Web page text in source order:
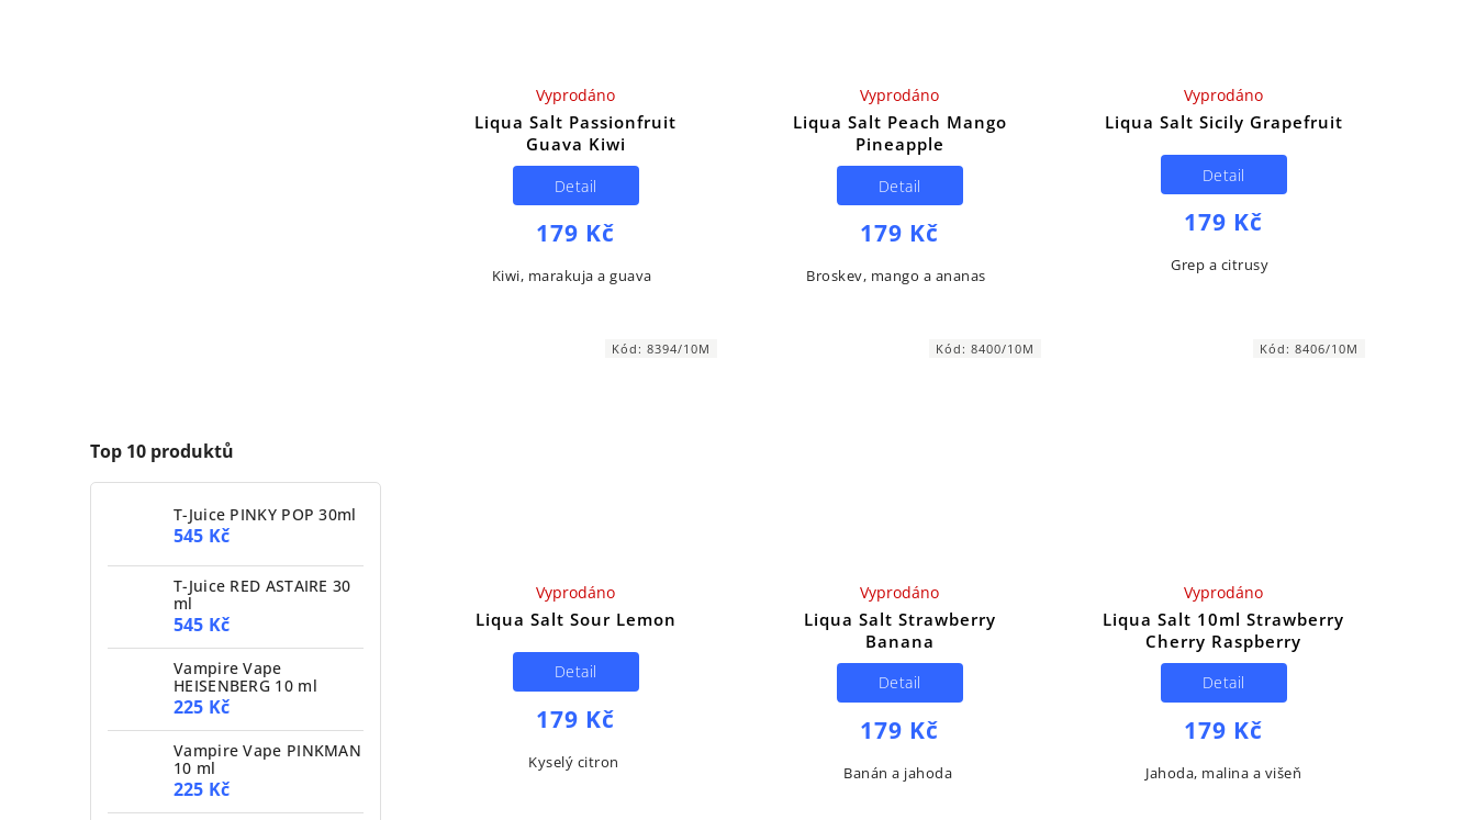
Top 10 produktů
T-Juice PINKY POP 30ml
545 Kč
T-Juice RED ASTAIRE 30
ml
545 Kč
Vampire Vape
HEISENBERG 10 ml
225 Kč
Vampire Vape PINKMAN
10 ml
225 Kč
Liqua Salt Passionfruit
Guava Kiwi
Vyprodáno
179 Kč
Detail
Kiwi, marakuja a guava
Liqua Salt Peach Mango
Pineapple
Vyprodáno
179 Kč
Detail
Broskev, mango a ananas
Liqua Salt Sicily Grapefruit
Vyprodáno
179 Kč
Detail
Grep a citrusy
Liqua Salt Sour Lemon
Vyprodáno
179 Kč
Detail
Kyselý citron
Kód:8394/10M
Liqua Salt Strawberry
Banana
Vyprodáno
179 Kč
Detail
Banán a jahoda
Kód:8400/10M
Liqua Salt 10ml Strawberry
Cherry Raspberry
Vyprodáno
179 Kč
Detail
Jahoda, malina a višeň
Kód:8406/10M